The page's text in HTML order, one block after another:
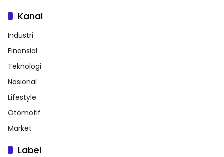
Kanal
Industri
Finansial
Teknologi
Nasional
Lifestyle
Otomotif
Market
Label